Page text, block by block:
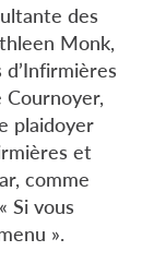
des
Monk,
Cournoyer,
plaidoyer
et
comme
Si vous
».